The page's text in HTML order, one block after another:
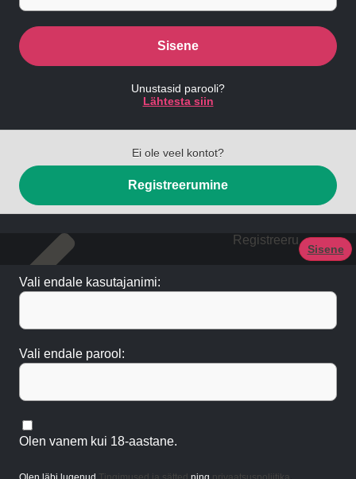
Sisene
Unustasid parooli?
Lähtesta siin
Ei ole veel kontot?
Registreerumine
Registreeru
Sisene
Vali endale kasutajanimi:
Vali endale parool:
Olen vanem kui 18-aastane.